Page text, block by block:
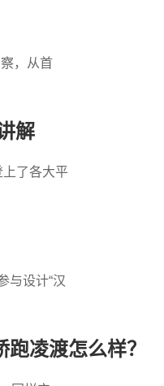
，从首
解
了各大平
与设计“汉
凌渡怎么样？